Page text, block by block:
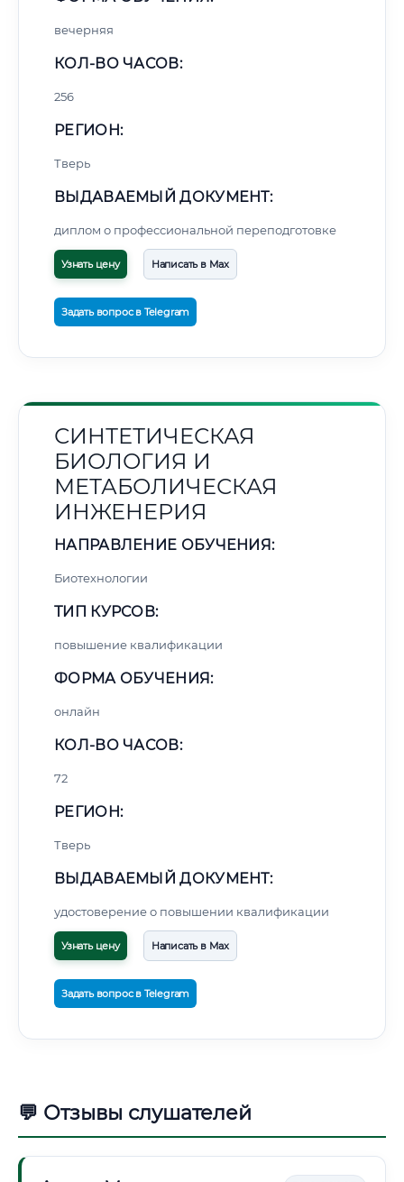
вечерняя
КОЛ-ВО ЧАСОВ:
256
РЕГИОН:
Тверь
ВЫДАВАЕМЫЙ ДОКУМЕНТ:
диплом о профессиональной переподготовке
Узнать цену Написать в Max
Задать вопрос в Telegram
СИНТЕТИЧЕСКАЯ
БИОЛОГИЯ И
МЕТАБОЛИЧЕСКАЯ
ИНЖЕНЕРИЯ
НАПРАВЛЕНИЕ ОБУЧЕНИЯ:
Биотехнологии
ТИП КУРСОВ:
повышение квалификации
ФОРМА ОБУЧЕНИЯ:
онлайн
КОЛ-ВО ЧАСОВ:
72
РЕГИОН:
Тверь
ВЫДАВАЕМЫЙ ДОКУМЕНТ:
удостоверение о повышении квалификации
Узнать цену Написать в Max
Задать вопрос в Telegram
💬 Отзывы слушателей